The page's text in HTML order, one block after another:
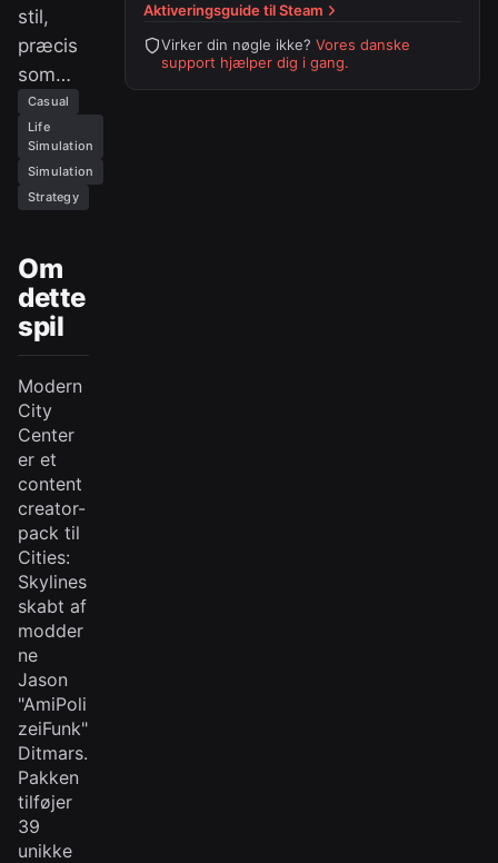
stil,
præcis
som…
Casual
Life
Simulation
Simulation
Strategy
Aktiveringsguide tilSteam
Virker din nøgle ikke? Vores danske
support hjælper dig i gang.
Om
dette
spil
Modern
City
Center
er et
content
creator-
pack til
Cities:
Skylines
skabt af
modder
ne
Jason
"AmiPoli
zeiFunk"
Ditmars.
Pakken
tilføjer
39
unikke